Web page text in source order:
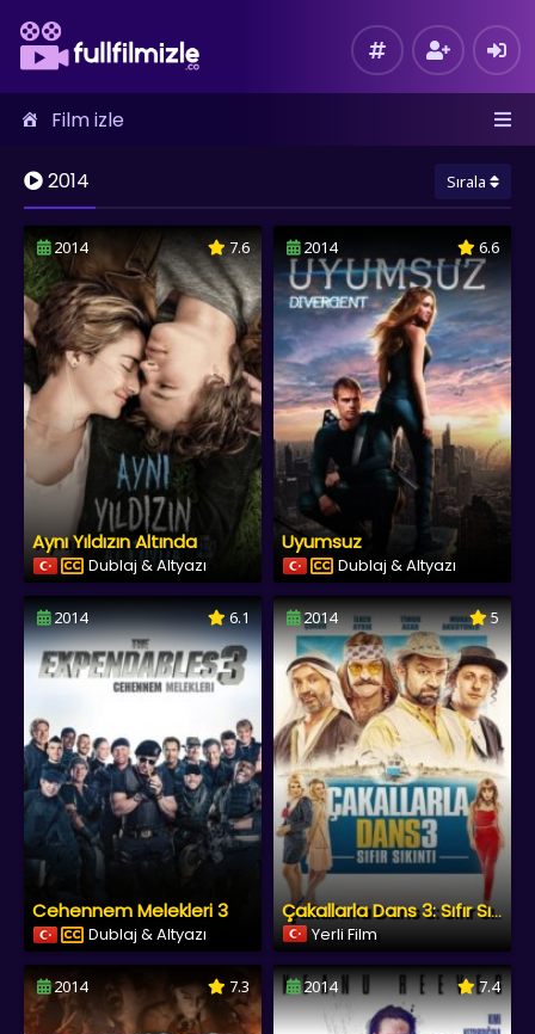
Film izle
2014 Sırala
2014 7.6
Aynı Yıldızın Altında
Dublaj & Altyazı
2014 6.6
Uyumsuz
Dublaj & Altyazı
2014 6.1
Cehennem Melekleri 3
Dublaj & Altyazı
2014 5
Çakallarla Dans 3: Sıfır Sıkıntı
Yerli Film
2014 7.3 2014 7.4